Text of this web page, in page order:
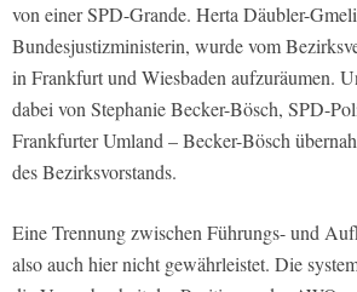
von einer SPD-Grande. Herta Däubler-
Bundesjustizministerin, wurde vom
in Frankfurt und Wiesbaden aufzuräumen.
dabei von Stephanie Becker-Bösch, SPD-
Frankfurter Umland – Becker-Bösch
des Bezirksvorstands.
Eine Trennung zwischen Führungs- und
also auch hier nicht gewährleistet. Die